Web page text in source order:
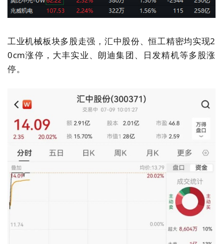
工业机械板块多股走强，汇中股份、恒工精密均实现2
0cm涨停，大丰实业、朗迪集团、日发精机等多股涨
停。